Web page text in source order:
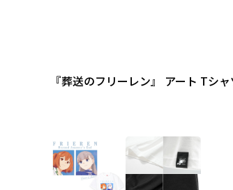
『葬送のフリーレン』 アート Tシ